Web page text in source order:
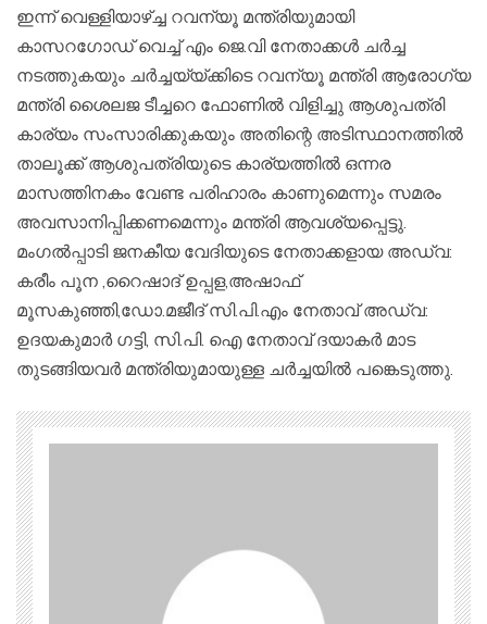
ഇന്ന് വെള്ളിയാഴ്ച്ച റവന്യൂ മന്ത്രിയുമായി
കാസറഗോഡ് വെച്ച് എം ജെ.വി നേതാക്കൾ ചർച്ച
നടത്തുകയും ചർച്ചയ്യ്ക്കിടെ റവന്യൂ മന്ത്രി ആരോഗ്യ
മന്ത്രി ശൈലജ ടീച്ചറെ ഫോണിൽ വിളിച്ചു ആശുപത്രി
കാര്യം സംസാരിക്കുകയും അതിന്റെ അടിസ്ഥാനത്തിൽ
താലൂക്ക് ആശുപത്രിയുടെ കാര്യത്തിൽ ഒന്നര
മാസത്തിനകം വേണ്ട പരിഹാരം കാണുമെന്നും സമരം
അവസാനിപ്പിക്കണമെന്നും മന്ത്രി ആവശ്യപ്പെട്ടു.
മംഗൽപ്പാടി ജനകീയ വേദിയുടെ നേതാക്കളായ അഡ്വ:
കരീം പൂന ,റൈഷാദ് ഉപ്പള,അഷാഫ്
മൂസകുഞ്ഞി,ഡോ.മജീദ് സി.പി.എം നേതാവ് അഡ്വ:
ഉദയകുമാർ ഗട്ടി, സി.പി. ഐ നേതാവ് ദയാകർ മാട
തുടങ്ങിയവർ മന്ത്രിയുമായുള്ള ചർച്ചയിൽ പങ്കെടുത്തു.